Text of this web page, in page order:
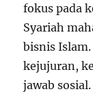
fokus pada
Syariah
bisnis
kejujuran,
jawab